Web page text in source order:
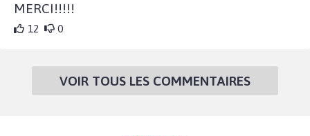
MERCI!!!!!
12 0
VOIR TOUS LES COMMENTAIRES